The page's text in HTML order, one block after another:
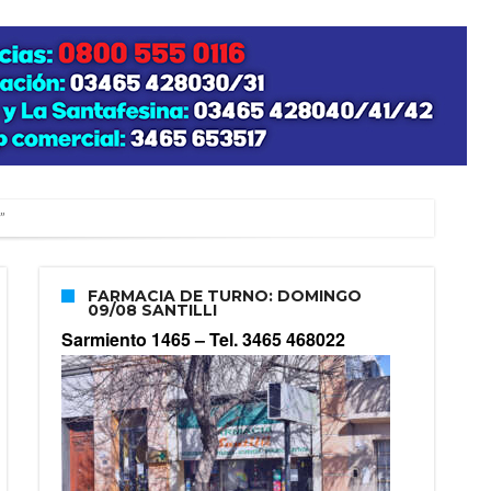
su nacimiento
FARMACIA DE TURNO: DOMINGO
09/08 SANTILLI
Sarmiento 1465 –Tel. 3465 468022